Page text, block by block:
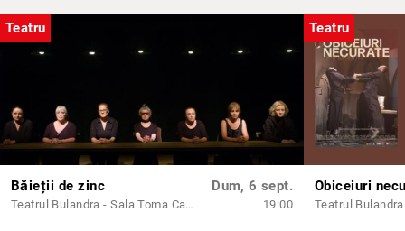
– Dana Dogaru –
– Antoaneta Zaharia –
– Manuela Ciucur –
Josephine Vankelst
Scenografia:
Nina Brumușilă
Maria Miu
Regie tehnică:Alina Manu
Sufleor:Ecaterina Cobzaru
Teatru
Băieții de zinc
Teatrul Bulandra - Sala Toma Caragiu
Dum, 6 sept.
19:00
Teatru
Obiceiuri